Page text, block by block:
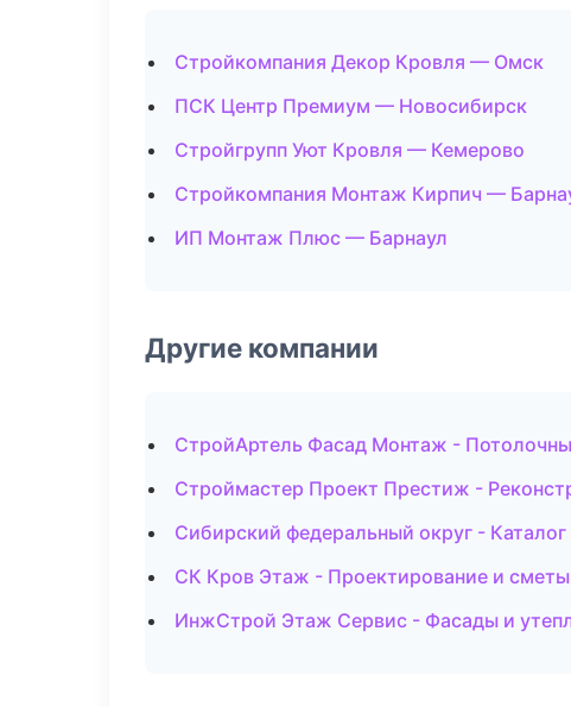
Стройкомпания Декор Кровля — Омск
ПСК Центр Премиум — Новосибирск
Стройгрупп Уют Кровля — Кемерово
Стройкомпания Монтаж Кирпич —
ИП Монтаж Плюс — Барнаул
Другие компании
СтройАртель Фасад Монтаж -
Строймастер Проект Престиж -
Сибирский федеральный округ -
СК Кров Этаж - Проектирование и
ИнжСтрой Этаж Сервис - Фасады и